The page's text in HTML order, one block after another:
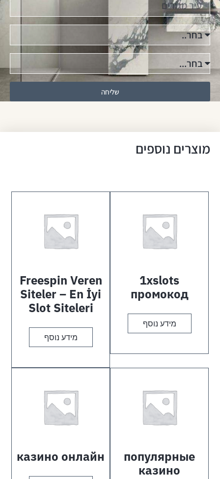
שליחה
מוצרים נוספים
1xslots
промокод
מידע נוסף
Freespin Veren
Siteler – En İyi
Slot Siteleri
מידע נוסף
популярные
казино
казино онлайн